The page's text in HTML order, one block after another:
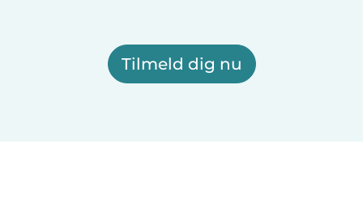
Tilmeld dig nu